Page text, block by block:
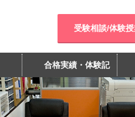
受験相談/体験
合格実績・体験記